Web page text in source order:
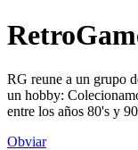
RG reune a un grupo
un hobby:
entre los años 80's y
Obviar